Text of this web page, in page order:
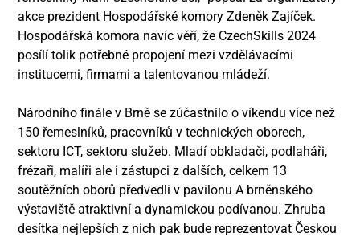
akce prezident Hospodářské komory Zdeněk Zajíček.
Hospodářská komora navíc věří, že CzechSkills 2024
posílí tolik potřebné propojení mezi vzdělávacími
institucemi, firmami a talentovanou mládeží.
Národního finále v Brně se zúčastnilo o víkendu více než
150 řemeslníků, pracovníků v technických oborech,
sektoru ICT, sektoru služeb. Mladí obkladači, podlaháři,
frézaři, malíři ale i zástupci z dalších, celkem 13
soutěžních oborů předvedli v pavilonu A brněnského
výstaviště atraktivní a dynamickou podívanou. Zhruba
desítka nejlepších z nich pak bude reprezentovat Českou